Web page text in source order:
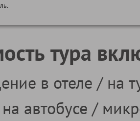
тура
в отеле / на
автобусе /